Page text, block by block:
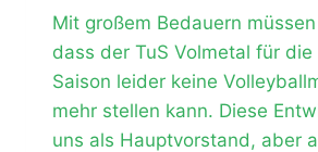
Mit großem Bedauern
dass der TuS Volmetal für
Saison leider keine
mehr stellen kann. Diese
uns als Hauptvorstand, aber